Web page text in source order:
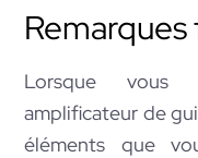
Remarques
Lorsque vous
amplificateur de
éléments que